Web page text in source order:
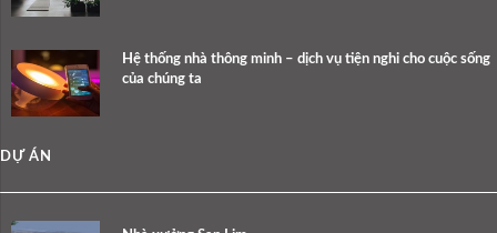
Hệ thống nhà thông minh – dịch vụ tiện nghi cho cuộc sống
của chúng ta
DỰ ÁN